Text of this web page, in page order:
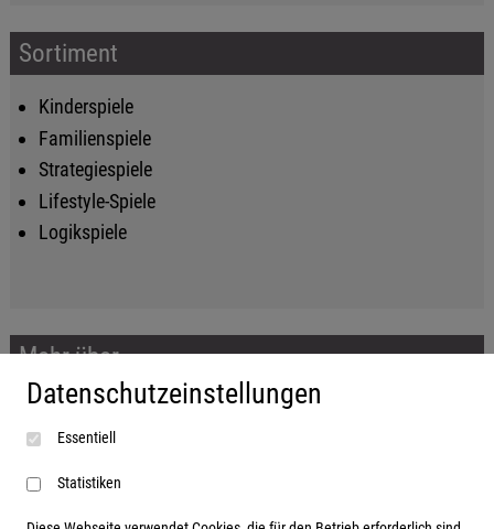
Sortiment
Kinderspiele
Familienspiele
Strategiespiele
Lifestyle-Spiele
Logikspiele
Mehr über...
Impressum
AGB
Datenschutzerklärung
Datenschutzeinstellungen
Essentiell
Statistiken